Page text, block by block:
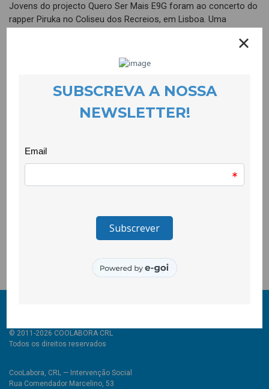
Jovens do projecto Quero Ser Mais E9G foram ao concerto do
rapper Piruka no Coliseu dos Recreios, em Lisboa. Uma
solidariedade permitiu a um grupo de 30 jovens do Tortosendo
transmitiu uma mensagem forte através das letras das
músicas deste artista.
jovens e familiares de contextos vulneráveis, aproximando-
os/as das artes enquanto catapulta para desenvolver uma
Estado da Juventude e do Desporto, através do Instituto
Português do Desporto e Juventude, I.P. e é cofinanciado pelo
© 2011-2026 COOLABORA CRL
Todos os direitos reservados
CooLabora, CRL — Intervenção Social
Rua Comendador Marcelino, 53